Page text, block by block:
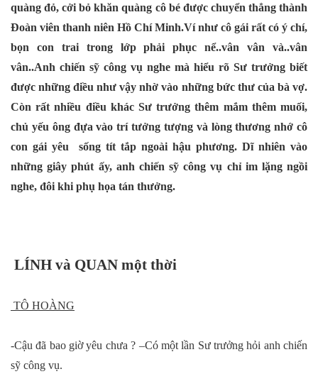
quàng đỏ, cởi bỏ khăn quàng cô bé được chuyển thẳng thành
Đoàn viên thanh niên Hồ Chí Minh.Ví như cô gái rất có ý chí,
bọn con trai trong lớp phải phục nể..vân vân và..vân
vân..Anh chiến sỹ công vụ nghe mà hiểu rõ Sư trưởng biết
được những điều như vậy nhờ vào những bức thư của bà vợ.
Còn rất nhiều điều khác Sư trưởng thêm mắm thêm muối,
chủ yếu ông đựa vào trí tưởng tượng và lòng thương nhớ cô
con gái yêu sống tít tắp ngoài hậu phương. Dĩ nhiên vào
những giây phút ấy, anh chiến sỹ công vụ chỉ im lặng ngồi
nghe, đôi khi phụ họa tán thưởng.
LÍNH và QUAN một thời
TÔ HOÀNG
-Cậu đã bao giờ yêu chưa ? –Có một lần Sư trưởng hỏi anh chiến
sỹ công vụ.